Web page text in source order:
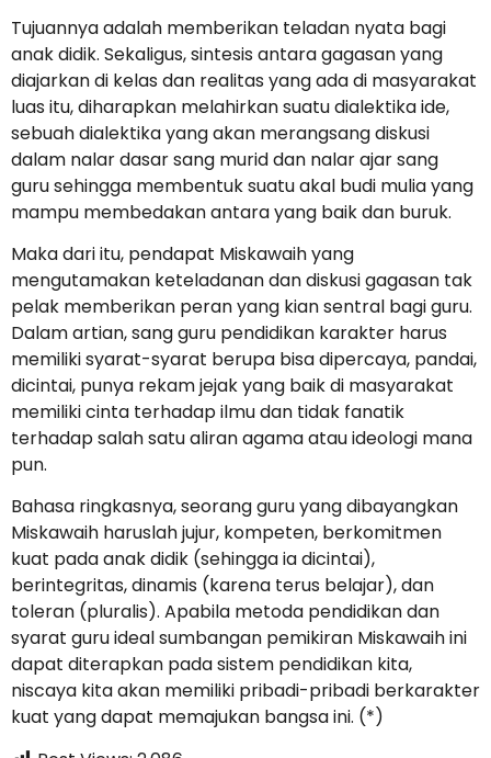
Tujuannya adalah memberikan teladan nyata bagi
anak didik. Sekaligus, sintesis antara gagasan yang
diajarkan di kelas dan realitas yang ada di masyarakat
luas itu, diharapkan melahirkan suatu dialektika ide,
sebuah dialektika yang akan merangsang diskusi
dalam nalar dasar sang murid dan nalar ajar sang
guru sehingga membentuk suatu akal budi mulia yang
mampu membedakan antara yang baik dan buruk.
Maka dari itu, pendapat Miskawaih yang
mengutamakan keteladanan dan diskusi gagasan tak
pelak memberikan peran yang kian sentral bagi guru.
Dalam artian, sang guru pendidikan karakter harus
memiliki syarat-syarat berupa bisa dipercaya, pandai,
dicintai, punya rekam jejak yang baik di masyarakat
memiliki cinta terhadap ilmu dan tidak fanatik
terhadap salah satu aliran agama atau ideologi mana
pun.
Bahasa ringkasnya, seorang guru yang dibayangkan
Miskawaih haruslah jujur, kompeten, berkomitmen
kuat pada anak didik (sehingga ia dicintai),
berintegritas, dinamis (karena terus belajar), dan
toleran (pluralis). Apabila metoda pendidikan dan
syarat guru ideal sumbangan pemikiran Miskawaih ini
dapat diterapkan pada sistem pendidikan kita,
niscaya kita akan memiliki pribadi-pribadi berkarakter
kuat yang dapat memajukan bangsa ini. (*)